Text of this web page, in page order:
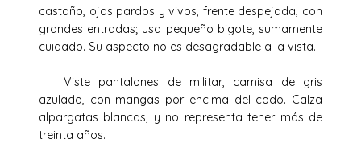
castaño, ojos pardos y vivos, frente despejada, con
grandes entradas; usa pequeño bigote, sumamente
cuidado. Su aspecto no es desagradable a la vista.
Viste pantalones de militar, camisa de gris
azulado, con mangas por encima del codo. Calza
alpargatas blancas, y no representa tener más de
treinta años.